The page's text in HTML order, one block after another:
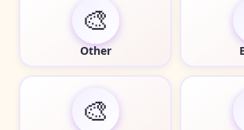
🎨
Other
🎨